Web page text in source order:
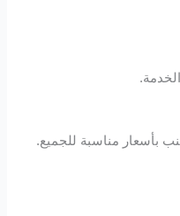
بأسعار مناسبة للجميع.